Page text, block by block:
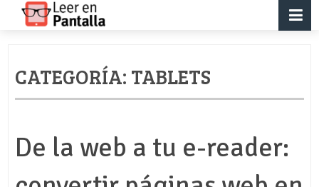
CATEGORÍA: TABLETS
De la web a tu e-reader: